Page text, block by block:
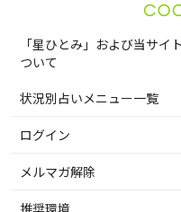
「星ひとみ」および当サ
ついて
状況別占いメニュー一覧
ログイン
メルマガ解除